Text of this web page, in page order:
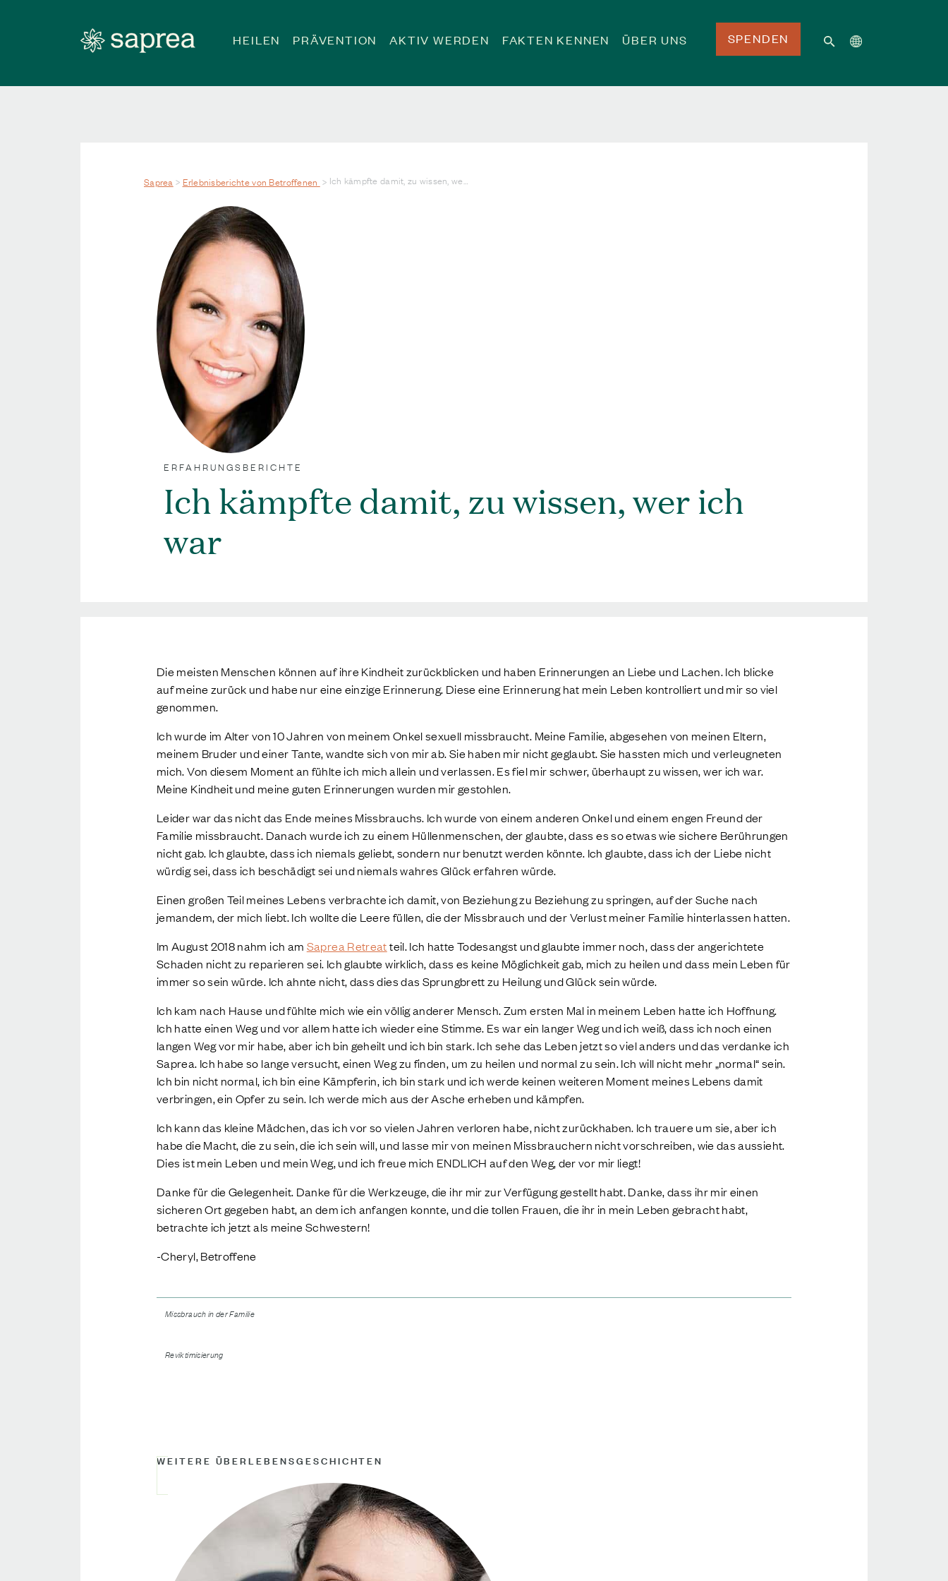
HEILEN PRÄVENTION AKTIV WERDEN FAKTEN KENNEN ÜBER UNS SPENDEN
Saprea > Erlebnisberichte von Betroffenen > Ich kämpfte damit, zu wissen, wer ich war
ERFAHRUNGSBERICHTE
Ich kämpfte damit, zu wissen, wer ich
war
Die meisten Menschen können auf ihre Kindheit zurückblicken und haben Erinnerungen an Liebe und Lachen. Ich blicke
auf meine zurück und habe nur eine einzige Erinnerung. Diese eine Erinnerung hat mein Leben kontrolliert und mir so viel
genommen.
Ich wurde im Alter von 10 Jahren von meinem Onkel sexuell missbraucht. Meine Familie, abgesehen von meinen Eltern,
meinem Bruder und einer Tante, wandte sich von mir ab. Sie haben mir nicht geglaubt. Sie hassten mich und verleugneten
mich. Von diesem Moment an fühlte ich mich allein und verlassen. Es fiel mir schwer, überhaupt zu wissen, wer ich war.
Meine Kindheit und meine guten Erinnerungen wurden mir gestohlen.
Leider war das nicht das Ende meines Missbrauchs. Ich wurde von einem anderen Onkel und einem engen Freund der
Familie missbraucht. Danach wurde ich zu einem Hüllenmenschen, der glaubte, dass es so etwas wie sichere Berührungen
nicht gab. Ich glaubte, dass ich niemals geliebt, sondern nur benutzt werden könnte. Ich glaubte, dass ich der Liebe nicht
würdig sei, dass ich beschädigt sei und niemals wahres Glück erfahren würde.
Einen großen Teil meines Lebens verbrachte ich damit, von Beziehung zu Beziehung zu springen, auf der Suche nach
jemandem, der mich liebt. Ich wollte die Leere füllen, die der Missbrauch und der Verlust meiner Familie hinterlassen hatten.
Im August 2018 nahm ich am Saprea Retreatteil. Ich hatte Todesangst und glaubte immer noch, dass der angerichtete
Schaden nicht zu reparieren sei. Ich glaubte wirklich, dass es keine Möglichkeit gab, mich zu heilen und dass mein Leben für
immer so sein würde. Ich ahnte nicht, dass dies das Sprungbrett zu Heilung und Glück sein würde.
Ich kam nach Hause und fühlte mich wie ein völlig anderer Mensch. Zum ersten Mal in meinem Leben hatte ich Hoffnung.
Ich hatte einen Weg und vor allem hatte ich wieder eine Stimme. Es war ein langer Weg und ich weiß, dass ich noch einen
langen Weg vor mir habe, aber ich bin geheilt und ich bin stark. Ich sehe das Leben jetzt so viel anders und das verdanke ich
Saprea. Ich habe so lange versucht, einen Weg zu finden, um zu heilen und normal zu sein. Ich will nicht mehr „normal“ sein.
Ich bin nicht normal, ich bin eine Kämpferin, ich bin stark und ich werde keinen weiteren Moment meines Lebens damit
verbringen, ein Opfer zu sein. Ich werde mich aus der Asche erheben und kämpfen.
Ich kann das kleine Mädchen, das ich vor so vielen Jahren verloren habe, nicht zurückhaben. Ich trauere um sie, aber ich
habe die Macht, die zu sein, die ich sein will, und lasse mir von meinen Missbrauchern nicht vorschreiben, wie das aussieht.
Dies ist mein Leben und mein Weg, und ich freue mich ENDLICH auf den Weg, der vor mir liegt!
Danke für die Gelegenheit. Danke für die Werkzeuge, die ihr mir zur Verfügung gestellt habt. Danke, dass ihr mir einen
sicheren Ort gegeben habt, an dem ich anfangen konnte, und die tollen Frauen, die ihr in mein Leben gebracht habt,
betrachte ich jetzt als meine Schwestern!
-Cheryl, Betroffene
Missbrauch in der Familie
Reviktimisierung
WEITERE ÜBERLEBENSGESCHICHTEN